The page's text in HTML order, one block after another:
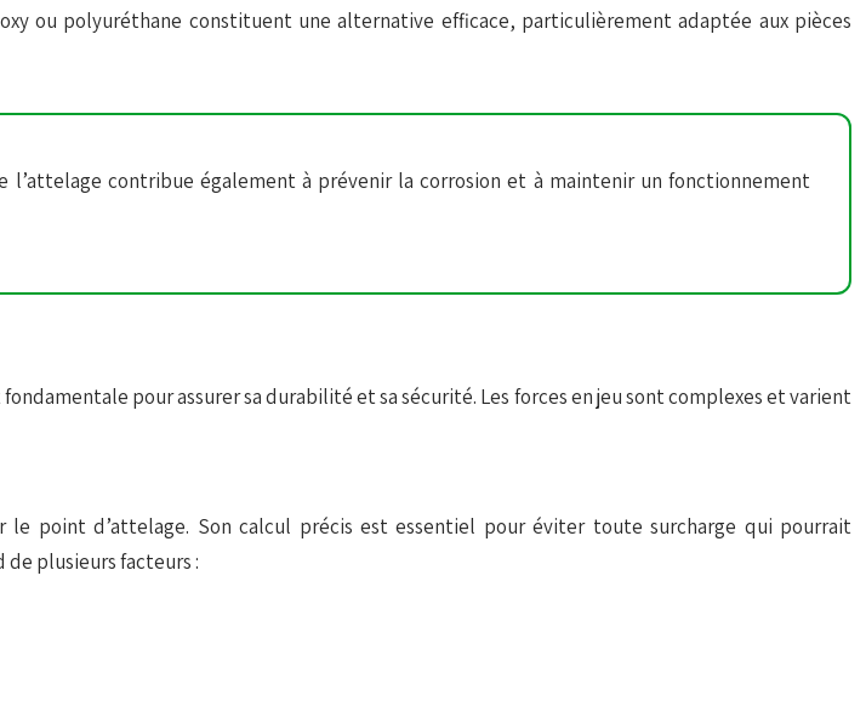
ou polyuréthane constituent une alternative efficace, particulièrement adaptée aux pièces
contribue également à prévenir la corrosion et à maintenir un fonctionnement
pour assurer sa durabilité et sa sécurité. Les forces en jeu sont complexes et varient
point d’attelage. Son calcul précis est essentiel pour éviter toute surcharge qui pourrait
plusieurs facteurs :